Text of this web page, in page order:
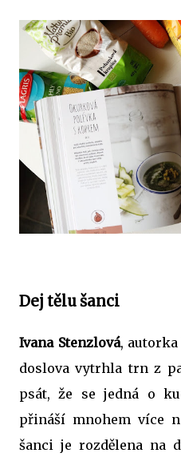
Dej tělu šanci
Ivana Stenzlová,
doslova vytrhla trn z
psát, že se jedná o
přináší mnohem více
šanci je rozdělena na